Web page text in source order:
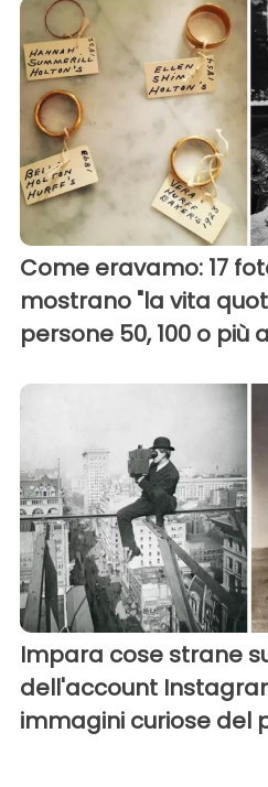
Come eravamo: 17
mostrano "la vita
persone 50, 100 o più
Impara cose strane
dell'account
immagini curiose del